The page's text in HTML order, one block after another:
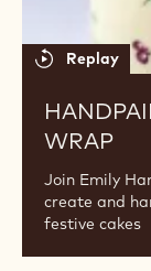
Replay
WRAP
Join Emily
create and
festive cakes